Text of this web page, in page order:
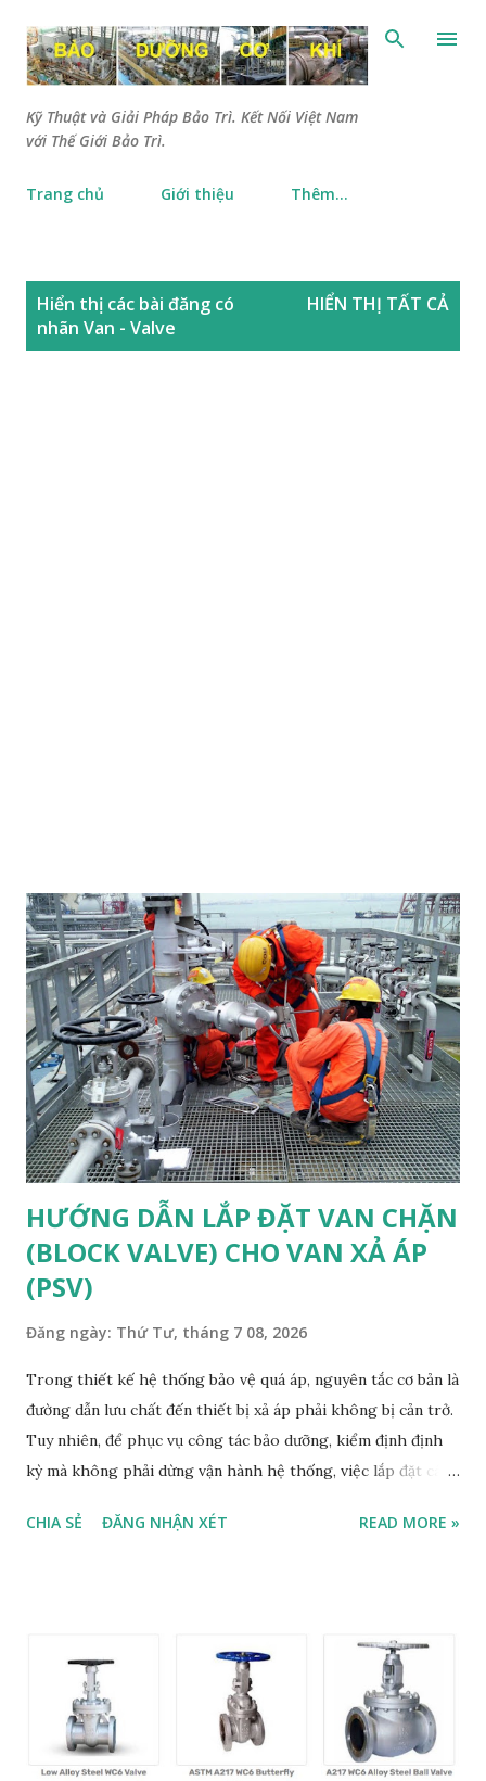
Chuyển đến nội dung chính
Kỹ Thuật và Giải Pháp Bảo Trì. Kết Nối Việt Nam
với Thế Giới Bảo Trì.
Trang chủ Giới thiệu Thêm…
Hiển thị các bài đăng có
nhãn Van - Valve
HIỂN THỊ TẤT CẢ
HƯỚNG DẪN LẮP ĐẶT VAN CHẶN
(BLOCK VALVE) CHO VAN XẢ ÁP
(PSV)
Đăng ngày: Thứ Tư, tháng 7 08, 2026
Trong thiết kế hệ thống bảo vệ quá áp, nguyên tắc cơ bản là
đường dẫn lưu chất đến thiết bị xả áp phải không bị cản trở.
Tuy nhiên, để phục vụ công tác bảo dưỡng, kiểm định định
kỳ mà không phải dừng vận hành hệ thống, việc lắp đặt các
nghiêm ngặt. 1. Khi nào cho phép lắp van chặn trước PSV?
bảo dưỡng độc lập: Khi cần tháo rời PSV để kiểm tra, sửa
chữa hoặc thay thế (inspection, testing, and repair). Hệ
thống có dự phòng (Spare Capacity): Khi thiết bị được bảo
vệ bởi nhiều PSV và việc cô lập một PSV vẫn đảm bảo công
suất xả 100% của các PSV còn lại đang vận hành. Môi trường
CHIA SẺ ĐĂNG NHẬN XÉT READ MORE »